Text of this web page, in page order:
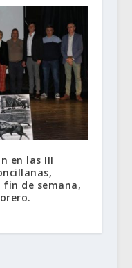
en las III
de semana,